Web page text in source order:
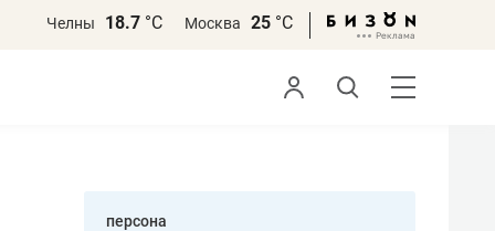
Челны 18.7 °С Москва 25 °С
персона